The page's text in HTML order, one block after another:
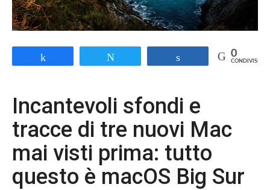
0
CONDIVISIONI
Incantevoli sfondi e
tracce di tre nuovi Mac
mai visti prima: tutto
questo è macOS Big Sur